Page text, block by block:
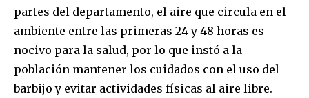
partes del departamento, el aire que circula en el
ambiente entre las primeras 24 y 48 horas es
nocivo para la salud, por lo que instó a la
población mantener los cuidados con el uso del
barbijo y evitar actividades físicas al aire libre.